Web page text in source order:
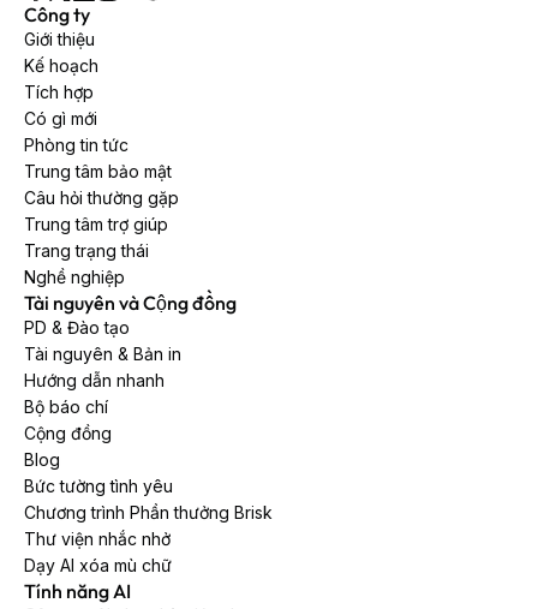
Công ty
Giới thiệu
Kế hoạch
Tích hợp
Có gì mới
Phòng tin tức
Trung tâm bảo mật
Câu hỏi thường gặp
Trung tâm trợ giúp
Trang trạng thái
Nghề nghiệp
Tài nguyên và Cộng đồng
PD & Đào tạo
Tài nguyên & Bản in
Hướng dẫn nhanh
Bộ báo chí
Cộng đồng
Blog
Bức tường tình yêu
Chương trình Phần thưởng Brisk
Thư viện nhắc nhở
Dạy AI xóa mù chữ
Tính năng AI